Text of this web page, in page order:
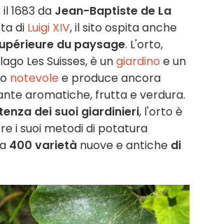
1683 da Jean-Baptiste de La
di Luigi XIV, il sito ospita anche
du paysage. L'orto,
Les Suisses, è ungiardino e un
notevolee produce ancora
aromatiche, frutta e verdura.
dei suoi giardinieri, l'orto è
i suoi metodi di potatura
400 varietà nuove e antiche di